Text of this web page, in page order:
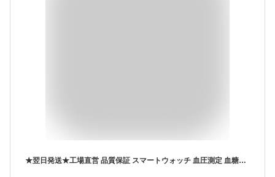
★翌日発送★工場直営 品質保証 スマートウォッチ 血圧測定 血糖値測定 日本製 センサー レディース 1.91インチ 血中酸素 睡眠 IP67防水 iPhone/Android対応 日本語対応 誕生日 母の日 プレゼント 24時間体温測定 音楽プレーヤー 高精度心拍数 睡眠検測 呼吸率 母の日